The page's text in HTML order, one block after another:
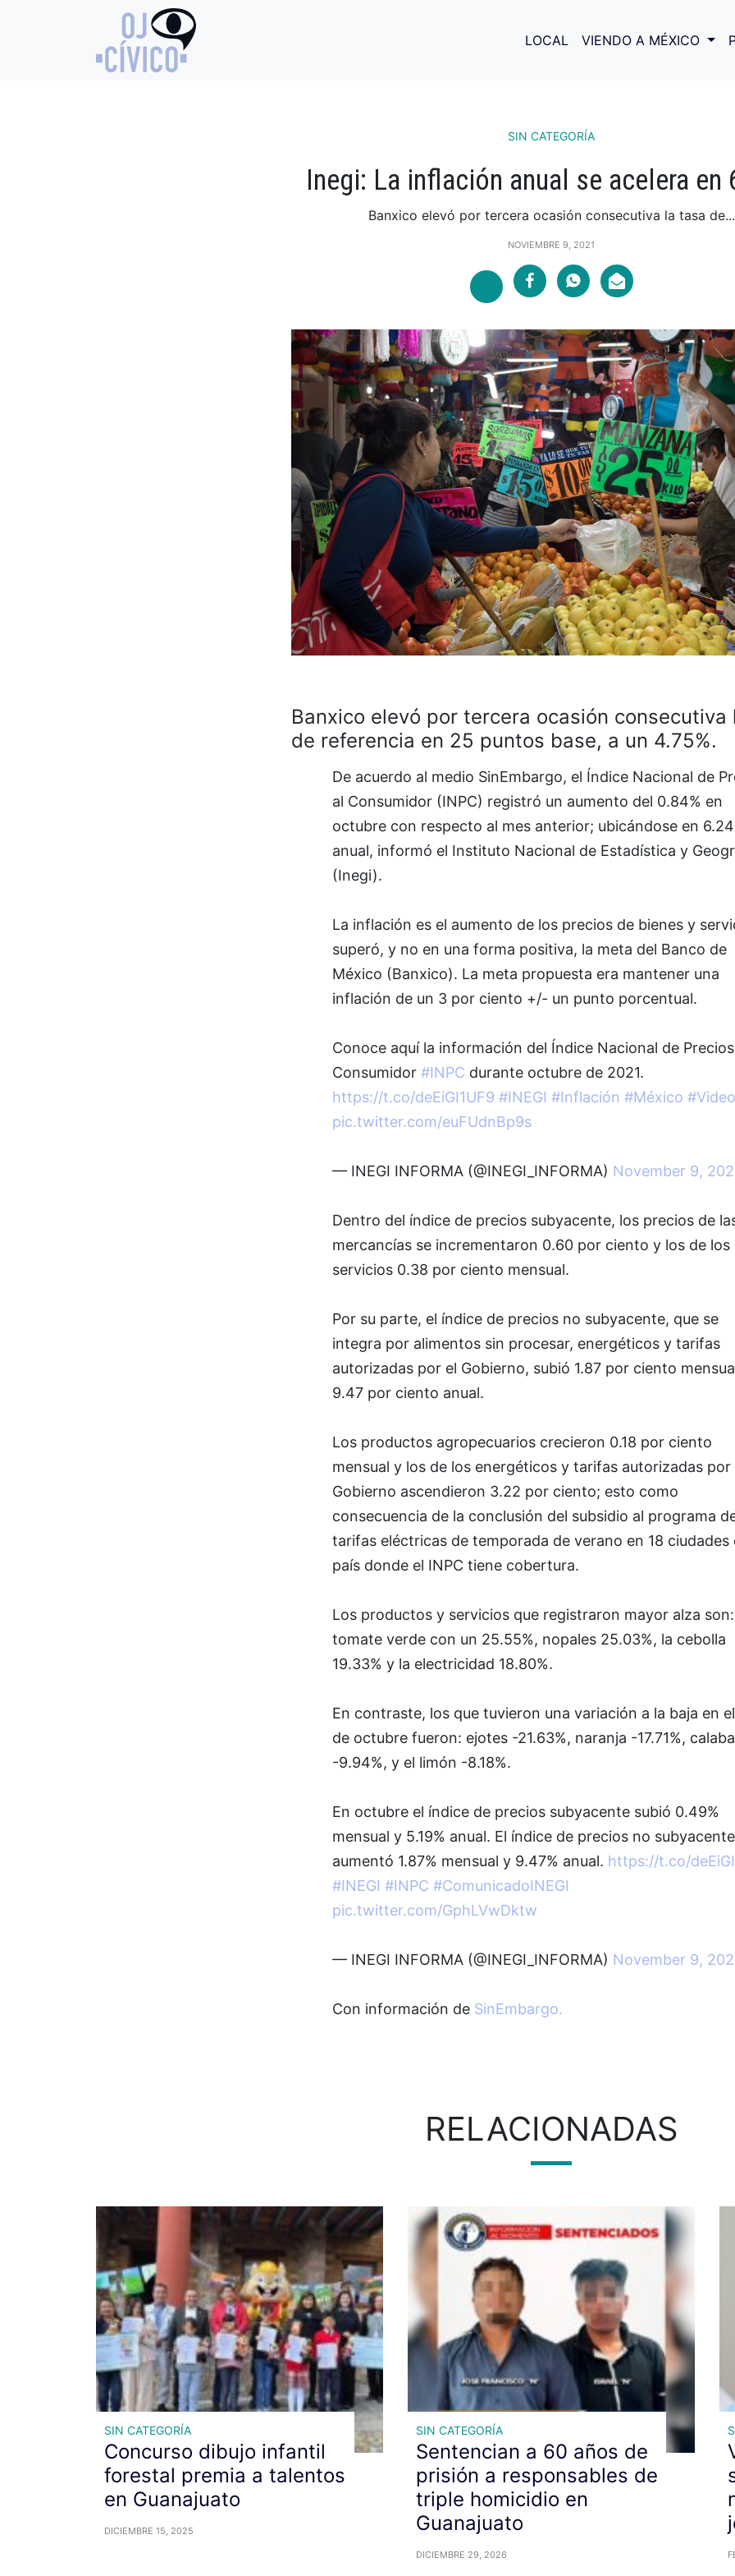
LOCAL VIENDO A MÉXICO
SIN CATEGORÍA
Inegi: La inflación anual se acelera en
Banxico elevó por tercera ocasión consecutiva la tasa de...
NOVIEMBRE 9, 2021
Banxico elevó por tercera ocasión consecutiva
de referencia en 25 puntos base, a un 4.75%.
De acuerdo al medio SinEmbargo, el Índice Nacional de
al Consumidor (INPC) registró un aumento del 0.84% en
octubre con respecto al mes anterior; ubicándose en
anual, informó el Instituto Nacional de Estadística y
(Inegi).
La inflación es el aumento de los precios de bienes y
superó, y no en una forma positiva, la meta del Banco de
México (Banxico). La meta propuesta era mantener una
inflación de un 3 por ciento +/- un punto porcentual.
Conoce aquí la información del Índice Nacional de
Consumidor #INPC durante octubre de 2021.
https://t.co/deEiGI1UF9 #INEGI #Inflación #México #Video
pic.twitter.com/euFUdnBp9s
— INEGI INFORMA (@INEGI_INFORMA) November 9,
Dentro del índice de precios subyacente, los precios de
mercancías se incrementaron 0.60 por ciento y los de los
servicios 0.38 por ciento mensual.
Por su parte, el índice de precios no subyacente, que se
integra por alimentos sin procesar, energéticos y tarifas
autorizadas por el Gobierno, subió 1.87 por ciento
9.47 por ciento anual.
Los productos agropecuarios crecieron 0.18 por ciento
mensual y los de los energéticos y tarifas autorizadas por
Gobierno ascendieron 3.22 por ciento; esto como
consecuencia de la conclusión del subsidio al programa
tarifas eléctricas de temporada de verano en 18 ciudades
país donde el INPC tiene cobertura.
Los productos y servicios que registraron mayor alza
tomate verde con un 25.55%, nopales 25.03%, la cebolla
19.33% y la electricidad 18.80%.
En contraste, los que tuvieron una variación a la baja en
de octubre fueron: ejotes -21.63%, naranja -17.71%,
-9.94%, y el limón -8.18%.
En octubre el índice de precios subyacente subió 0.49%
mensual y 5.19% anual. El índice de precios no subyacente
aumentó 1.87% mensual y 9.47% anual. https://t.co/
#INEGI #INPC #ComunicadoINEGI
pic.twitter.com/GphLVwDktw
— INEGI INFORMA (@INEGI_INFORMA) November 9,
Con información de SinEmbargo.
RELACIONADAS
SIN CATEGORÍA
Concurso dibujo infantil
forestal premia a talentos
en Guanajuato
DICIEMBRE 15, 2025
SIN CATEGORÍA
Sentencian a 60 años de
prisión a responsables de
triple homicidio en
Guanajuato
DICIEMBRE 29, 2026